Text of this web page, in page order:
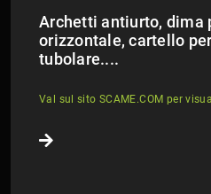
Archetti antiurto, dima
orizzontale, cartello
tubolare....
Val sul sito SCAME.COM per